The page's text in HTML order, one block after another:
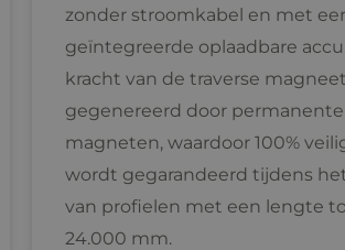
zonder stroomkabel en met
geïntegreerde oplaadbare
kracht van de traverse
gegenereerd door permanente
magneten, waardoor 100%
wordt gegarandeerd tijdens
van profielen met een lengte
24.000 mm.